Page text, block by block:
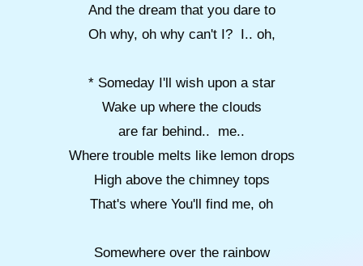
And the dream that you dare to
Oh why, oh why can't I? I.. oh,
* Someday I'll wish upon a star
Wake up where the clouds
are far behind.. me..
Where trouble melts like lemon drops
High above the chimney tops
That's where You'll find me, oh
Somewhere over the rainbow